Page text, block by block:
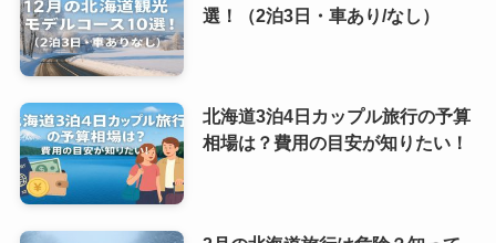
選！（2泊3日・車あり/なし）
北海道3泊4日カップル旅行の予算
相場は？費用の目安が知りたい！